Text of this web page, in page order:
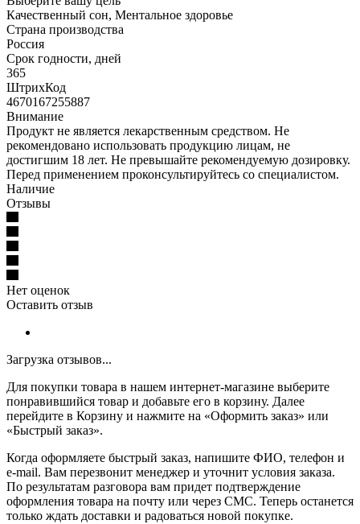
Качественный сон, Ментальное здоровье
Страна производства
Россия
Срок годности, дней
365
ШтрихКод
4670167255887
Внимание
Продукт не является лекарственным средством. Не
рекомендовано использовать продукцию лицам, не
достигшим 18 лет. Не превышайте рекомендуемую дозировку.
Перед применением проконсультируйтесь со специалистом.
Наличие
Отзывы
Нет оценок
Оставить отзыв
Загрузка отзывов...
Для покупки товара в нашем интернет-магазине выберите
понравившийся товар и добавьте его в корзину. Далее
перейдите в Корзину и нажмите на «Оформить заказ» или
«Быстрый заказ».
Когда оформляете быстрый заказ, напишите ФИО, телефон и
e-mail. Вам перезвонит менеджер и уточнит условия заказа.
По результатам разговора вам придет подтверждение
оформления товара на почту или через СМС. Теперь останется
только ждать доставки и радоваться новой покупке.